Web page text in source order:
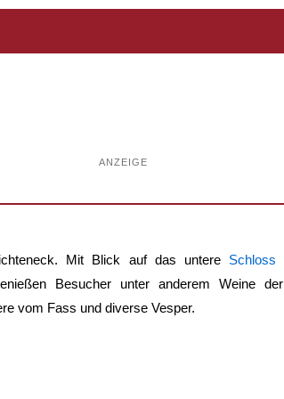
ANZEIGE
Mit Blick auf das untere Schloss
Besucher unter anderem Weine der
vom Fass und diverse Vesper.